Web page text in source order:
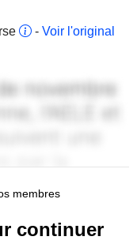
- Voir l'original
membres
continuer